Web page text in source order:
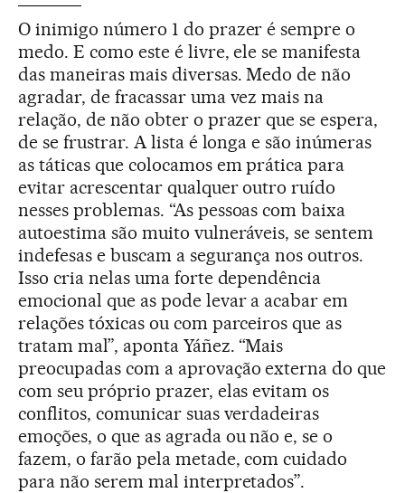
O inimigo número 1 do prazer é sempre o
medo. E como este é livre, ele se manifesta
das maneiras mais diversas. Medo de não
agradar, de fracassar uma vez mais na
relação, de não obter o prazer que se espera,
de se frustrar. A lista é longa e são inúmeras
as táticas que colocamos em prática para
evitar acrescentar qualquer outro ruído
nesses problemas. “As pessoas com baixa
autoestima são muito vulneráveis, se sentem
indefesas e buscam a segurança nos outros.
Isso cria nelas uma forte dependência
emocional que as pode levar a acabar em
relações tóxicas ou com parceiros que as
tratam mal”, aponta Yáñez. “Mais
preocupadas com a aprovação externa do que
com seu próprio prazer, elas evitam os
conflitos, comunicar suas verdadeiras
emoções, o que as agrada ou não e, se o
fazem, o farão pela metade, com cuidado
para não serem mal interpretados”.